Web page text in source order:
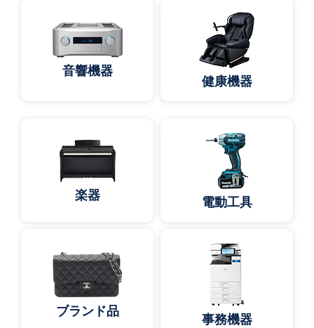
音響機器
健康機器
楽器 電動工具
ブランド品
事務機器